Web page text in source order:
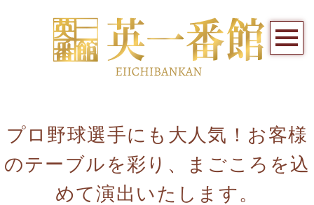
プロ野球選手にも大人気！お客様
のテーブルを彩り、まごころを込
めて演出いたします。